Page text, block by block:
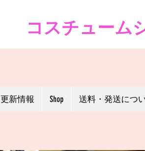
コスチューム
更新情報 Shop 送料・発送につ